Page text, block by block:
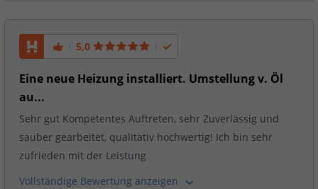
5,0
Eine neue Heizung installiert. Umstellung v. Öl
au...
Sehr gut Kompetentes Auftreten, sehr Zuverlässig und
sauber gearbeitet, qualitativ hochwertig! Ich bin sehr
zufrieden mit der Leistung
Vollständige Bewertung anzeigen